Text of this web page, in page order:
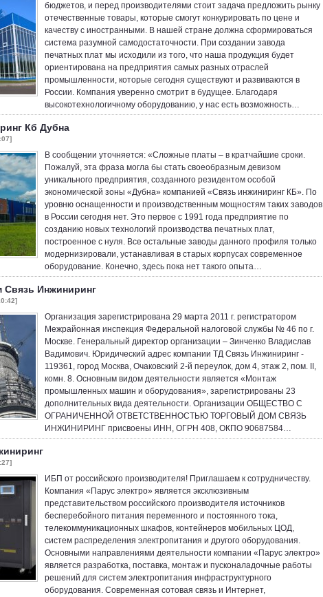
бюджетов, и перед производителями стоит задача предложить рынку
отечественные товары, которые смогут конкурировать по цене и
качеству с иностранными. В нашей стране должна сформироваться
система разумной самодостаточности. При создании завода
печатных плат мы исходили из того, что наша продукция будет
ориентирована на предприятия самых разных отраслей
промышленности, которые сегодня существуют и развиваются в
России. Компания уверенно смотрит в будущее. Благодаря
высокотехнологичному оборудованию, у нас есть возможность…
Кб Дубна
В сообщении уточняется: «Сложные платы – в кратчайшие сроки.
Пожалуй, эта фраза могла бы стать своеобразным девизом
уникального предприятия, созданного резидентом особой
экономической зоны «Дубна» компанией «Связь инжиниринг КБ». По
уровню оснащенности и производственным мощностям таких заводов
в России сегодня нет. Это первое с 1991 года предприятие по
созданию новых технологий производства печатных плат,
построенное с нуля. Все остальные заводы данного профиля только
модернизировали, устанавливая в старых корпусах современное
оборудование. Конечно, здесь пока нет такого опыта…
Инжиниринг
Организация зарегистрирована 29 марта 2011 г. регистратором
Межрайонная инспекция Федеральной налоговой службы № 46 по г.
Москве. Генеральный директор организации – Зинченко Владислав
Вадимович. Юридический адрес компании ТД Связь Инжиниринг -
119361, город Москва, Очаковский 2-й переулок, дом 4, этаж 2, пом. II,
комн. 8. Основным видом деятельности является «Монтаж
промышленных машин и оборудования», зарегистрированы 23
дополнительных вида деятельности. Организации ОБЩЕСТВО С
ОГРАНИЧЕННОЙ ОТВЕТСТВЕННОСТЬЮ ТОРГОВЫЙ ДОМ СВЯЗЬ
ИНЖИНИРИНГ присвоены ИНН, ОГРН 408, ОКПО 90687584…
ИБП от российского производителя! Приглашаем к сотрудничеству.
Компания «Парус электро» является эксклюзивным
представительством российского производителя источников
бесперебойного питания переменного и постоянного тока,
телекоммуникационных шкафов, контейнеров мобильных ЦОД,
систем распределения электропитания и другого оборудования.
Основными направлениями деятельности компании «Парус электро»
является разработка, поставка, монтаж и пусконаладочные работы
решений для систем электропитания инфраструктурного
оборудования. Современная сотовая связь и Интернет,